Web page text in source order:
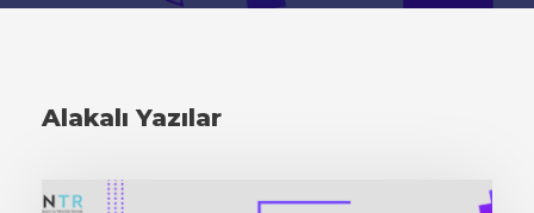
Alakalı Yazılar